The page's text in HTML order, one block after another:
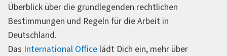
Überblick über die grundlegenden rechtlichen
Bestimmungen und Regeln für die Arbeit in
Deutschland.
Das International Office lädt Dich ein, mehr über